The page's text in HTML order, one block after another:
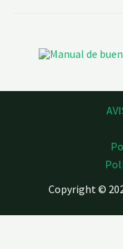
Copyright ©